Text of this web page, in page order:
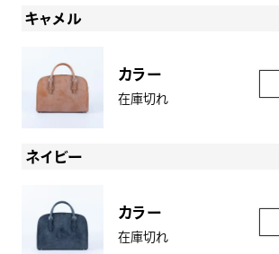
キャメル
カラー
在庫切れ
ネイビー
カラー
在庫切れ